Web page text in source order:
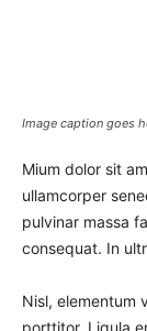
Image caption goes
Mium dolor sit
ullamcorper
pulvinar massa
consequat. In
Nisl, elementum
porttitor. Ligula